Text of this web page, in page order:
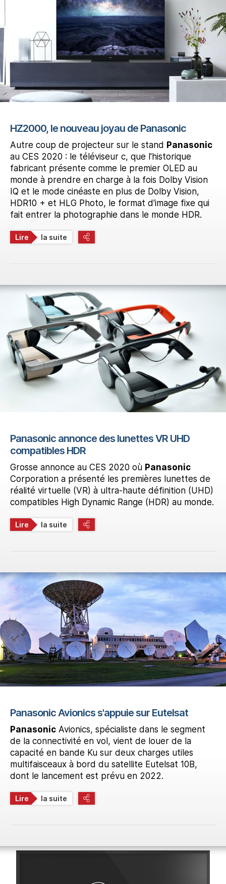
HZ2000, le nouveau joyau de Panasonic
Autre coup de projecteur sur le stand Panasonic
au CES 2020 : le téléviseur c, que l'historique
fabricant présente comme le premier OLED au
monde à prendre en charge à la fois Dolby Vision
IQ et le mode cinéaste en plus de Dolby Vision,
HDR10 + et HLG Photo, le format d'image fixe qui
fait entrer la photographie dans le monde HDR.
Lire la suite
Panasonic annonce des lunettes VR UHD
compatibles HDR
Grosse annonce au CES 2020 où Panasonic
Corporation a présenté les premières lunettes de
réalité virtuelle (VR) à ultra-haute définition (UHD)
compatibles High Dynamic Range (HDR) au monde.
Lire la suite
Panasonic Avionics s'appuie sur Eutelsat
Panasonic Avionics, spécialiste dans le segment
de la connectivité en vol, vient de louer de la
capacité en bande Ku sur deux charges utiles
multifaisceaux à bord du satellite Eutelsat 10B,
dont le lancement est prévu en 2022.
Lire la suite